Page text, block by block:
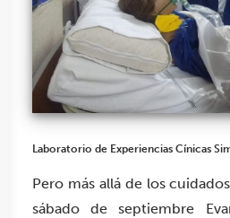
Laboratorio de Experiencias Cínicas
Pero más allá de los
sábado de septiembre